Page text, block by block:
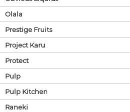
Olala
Prestige Fruits
Project Karu
Protect
Pulp
Pulp Kitchen
Raneki